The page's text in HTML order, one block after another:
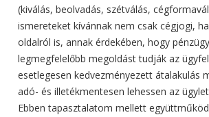
(kiválás, beolvadás, szétválás,
ismereteket kívánnak nem csak cégjogi,
oldalról is, annak érdekében, hogy
legmegfelelőbb megoldást tudják az
esetlegesen kedvezményezett átalakulás
adó- és illetékmentesen lehessen az
Ebben tapasztalatom mellett